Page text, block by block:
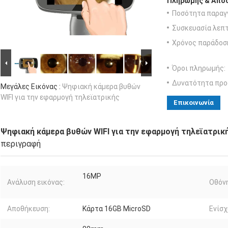
Μεγάλες Εικόνας : Ψηφιακή κάμερα βυθών
WIFI για την εφαρμογή τηλεϊατρικής
Ποσότητα
Συσκευασία
Χρόνος
Όροι πληρωμής:
Δυνατότητα
Επικοινωνία
Ψηφιακή κάμερα βυθών WIFI για την εφαρμογή
περιγραφή
Ανάλυση εικόνας:
16MP
Αποθήκευση: Κάρτα 16GB MicroSD